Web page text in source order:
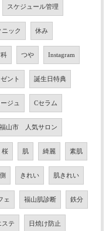
スケジュール管理
ニック 休み
科 つや Instagram
ント 誕生日特典
ジュ Cセラム
福山市 人気サロン
桜 肌 綺麗 素肌
きれい 肌きれい
ェ 福山肌診断 鉄分
ステ 日焼け防止